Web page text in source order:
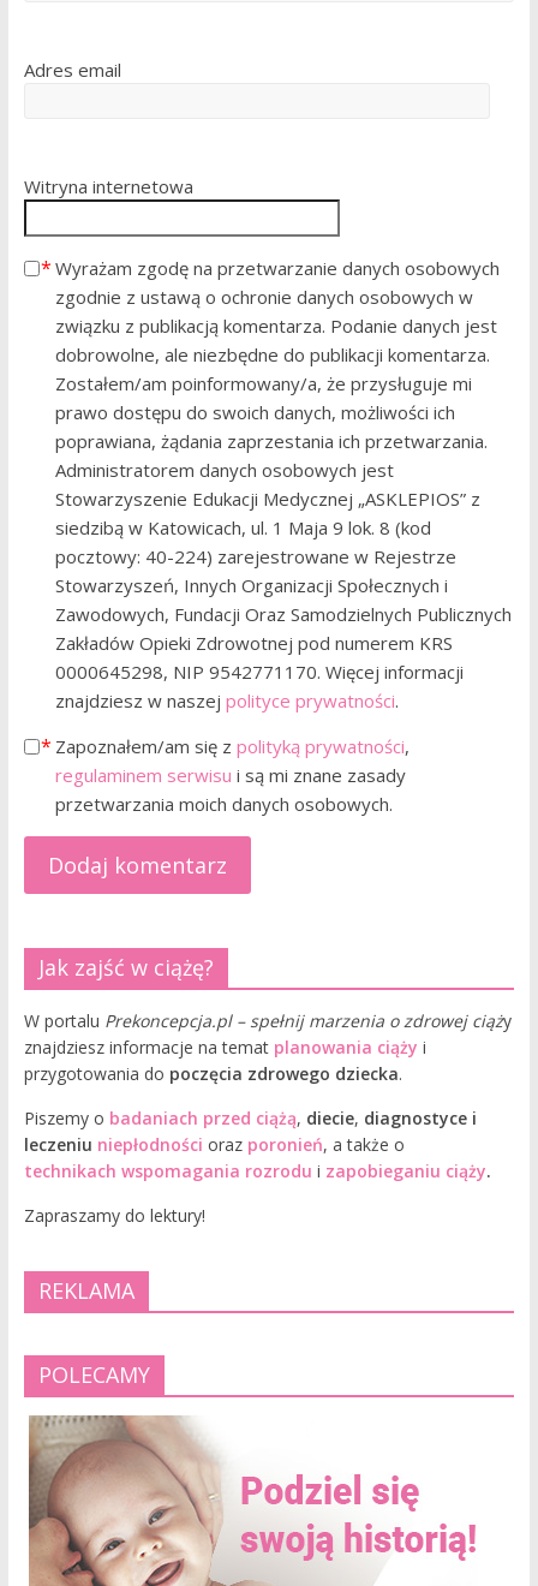
Adres email
Witryna internetowa
Wyrażam zgodę na przetwarzanie danych osobowych
zgodnie z ustawą o ochronie danych osobowych w
związku z publikacją komentarza. Podanie danych jest
dobrowolne, ale niezbędne do publikacji komentarza.
Zostałem/am poinformowany/a, że przysługuje mi
prawo dostępu do swoich danych, możliwości ich
poprawiana, żądania zaprzestania ich przetwarzania.
Administratorem danych osobowych jest
Stowarzyszenie Edukacji Medycznej „ASKLEPIOS” z
siedzibą w Katowicach, ul. 1 Maja 9 lok. 8 (kod
pocztowy: 40-224) zarejestrowane w Rejestrze
Stowarzyszeń, Innych Organizacji Społecznych i
Zawodowych, Fundacji Oraz Samodzielnych Publicznych
Zakładów Opieki Zdrowotnej pod numerem KRS
0000645298, NIP 9542771170. Więcej informacji
znajdziesz w naszej polityce prywatności.
Zapoznałem/am się z polityką prywatności,
regulaminem serwisu i są mi znane zasady
przetwarzania moich danych osobowych.
Jak zajść w ciążę?
W portalu Prekoncepcja.pl – spełnij marzenia o zdrowej ciąży
znajdziesz informacje na temat planowania ciąży i
przygotowania do poczęcia zdrowego dziecka.
Piszemy o badaniach przed ciążą, diecie, diagnostyce i
leczeniu niepłodności oraz poronień, a także o
technikach wspomagania rozrodu i zapobieganiu ciąży.
Zapraszamy do lektury!
REKLAMA
POLECAMY